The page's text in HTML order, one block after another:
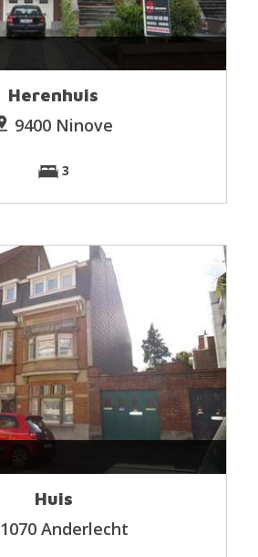
Herenhuis
9400 Ninove
3
Huis
1070 Anderlecht